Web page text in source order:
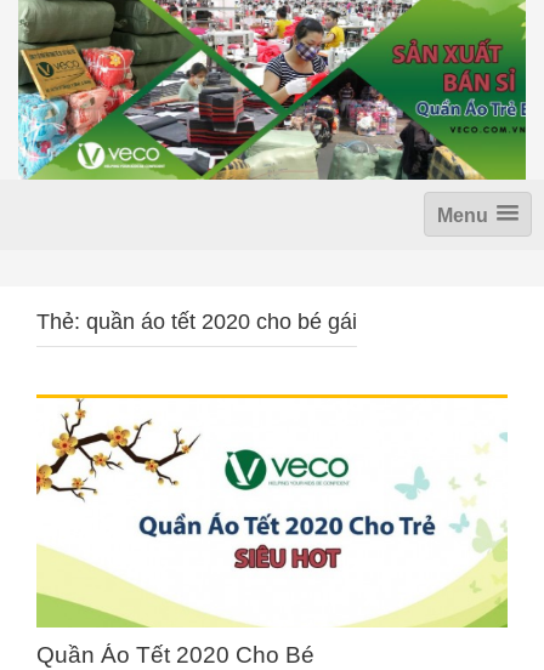
Menu
Thẻ: quần áo tết 2020 cho bé gái
Quần Áo Tết 2020 Cho Bé